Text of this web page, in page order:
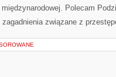
Polecam
zagadnienia związane z